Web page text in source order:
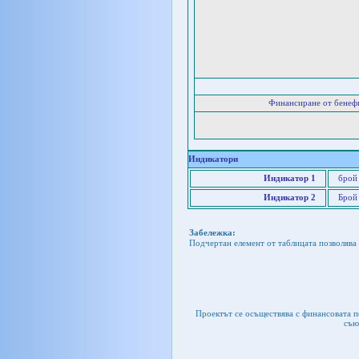
Финансиране от
Индикатори
Индикатор 1 брой
Индикатор 2 Брой
Забележка:
Подчертан елемент от таблицата
Проектът се осъществява с финансовата